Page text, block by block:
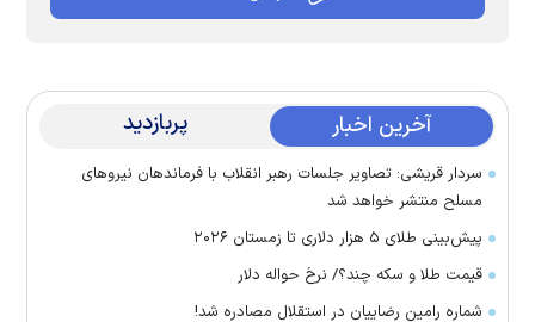
آخرین اخبار پربازدید
سردار قریشی: تصاویر جلسات رهبر انقلاب با فرماندهان نیرو‌های
مسلح منتشر خواهد شد
پیش‌بینی طلای ۵ هزار دلاری تا زمستان ۲۰۲۶
قیمت طلا و سکه چند؟/ نرخ حواله دلار
شماره رامین رضاییان در استقلال مصادره شد!